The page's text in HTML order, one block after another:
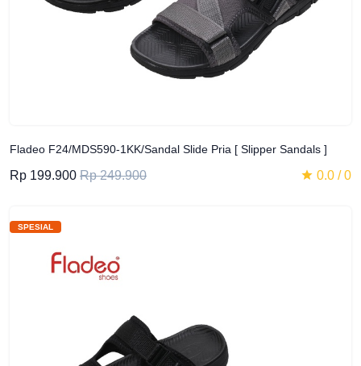
Fladeo F24/MDS590-1KK/Sandal Slide Pria [ Slipper Sandals ]
Rp 199.900 Rp 249.900 0.0 / 0
SPESIAL